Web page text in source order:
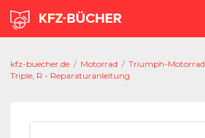
kfz-buecher.de / Motorrad / Triumph-Motorrad
Triple, R - Reparaturanleitung